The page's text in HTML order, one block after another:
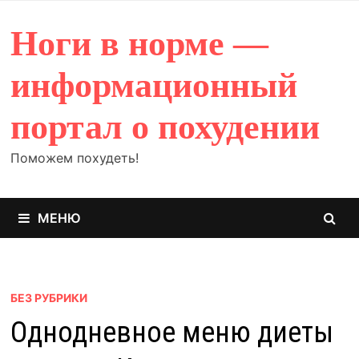
содержимому
Ноги в норме —
информационный
портал о похудении
Поможем похудеть!
МЕНЮ
БЕЗ РУБРИКИ
Однодневное меню диеты